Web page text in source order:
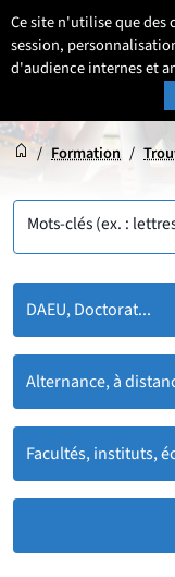
Ce site n'utilise que des
session,
d'audience internes et
Aller
au
contenu
Aller
au
menu
Aller
au
pied
page
UNIVERSITÉ DE
INSPIRONS
Accueil
Accueil
/ Formation /
Mots-clés (ex. :
DAEU, Doctorat...
Alternance, à
Facultés, instituts,